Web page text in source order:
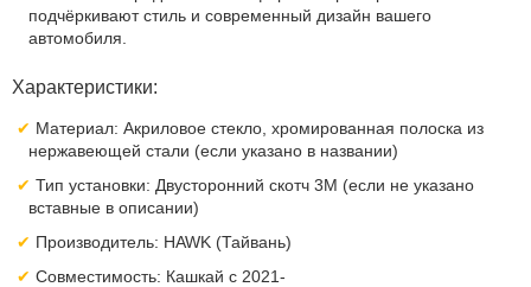
подчёркивают стиль и современный дизайн вашего
автомобиля.
Характеристики:
Материал: Акриловое стекло, хромированная полоска из
нержавеющей стали (если указано в названии)
Тип установки: Двусторонний скотч 3M (если не указано
вставные в описании)
Производитель: HAWK (Тайвань)
Совместимость: Кашкай с 2021-